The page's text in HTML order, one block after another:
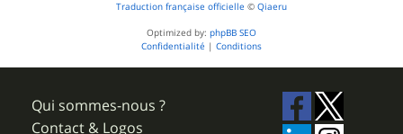
Traduction française officielle © Qiaeru
Optimized by: phpBB SEO
Confidentialité | Conditions
Qui sommes-nous ?
Contact & Logos